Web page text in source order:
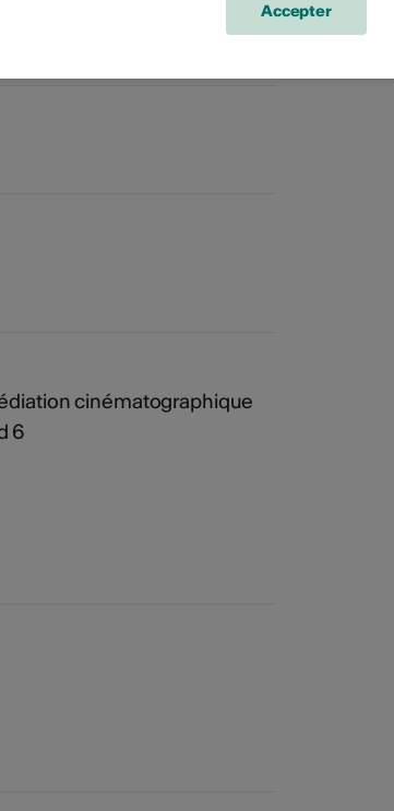
cinématographique
6
Accepter